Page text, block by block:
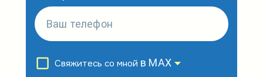
Свяжитесь со мной в MAX